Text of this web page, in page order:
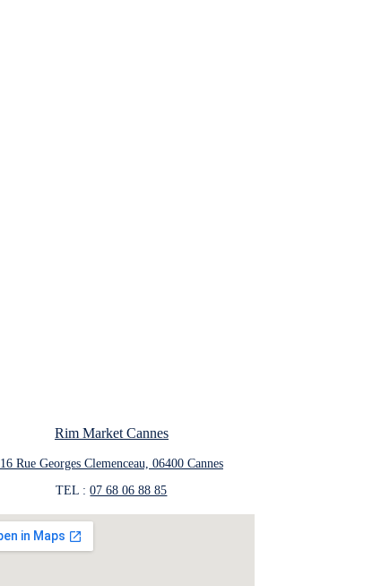
Rim Market Cannes
16 Rue Georges Clemenceau, 06400 Cannes
TEL : 07 68 06 88 85